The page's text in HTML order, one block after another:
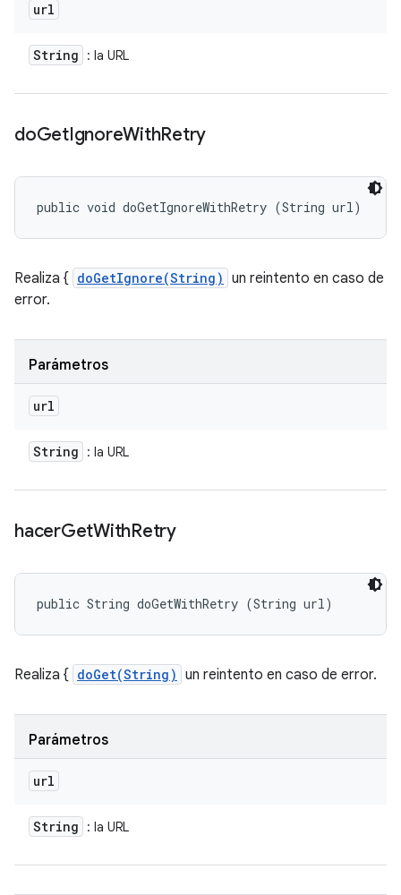
url
String : la URL
doGetIgnoreWithRetry
public void doGetIgnoreWithRetry (String url)
Realiza { doGetIgnore(String) un reintento en caso de
error.
Parámetros
url
String : la URL
hacerGetWithRetry
public String doGetWithRetry (String url)
Realiza { doGet(String) un reintento en caso de error.
Parámetros
url
String : la URL